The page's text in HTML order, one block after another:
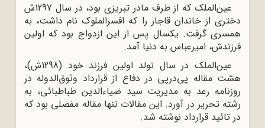
عین‌الملک که از طرف مادر تبریزى بود، در سال 1297ش
دخترى از خاندان قاجار را که افسرالملوک نام داشت، به
همسرى گرفت. یکسال پس از این ازدواج بود که اولین
فرزندش، امیرعباس به دنیا آمد.
عین‌الملک در سال تولد اولین فرزند خود (1298ش)،
هشت مقاله پى‌درپى در دفاع از قرارداد وثوق‌الدوله در
روزنامه رعد به مدیریت سید ضیاءالدین طباطبائى، به
رشته تحریر در آورد. این مقالات تنها مقاله مفصلى بود که
در تائید قرارداد نوشته شد.